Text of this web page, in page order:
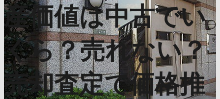
産価値は中古でい
くら？売れない？
売却査定で価格推